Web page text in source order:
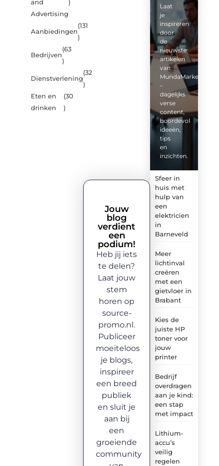
and
Advertising
)
Aanbiedingen
(131
)
Bedrijven
(63
)
Dienstverlening
(32
)
Eten en
drinken
(30
)
Laat
je
inspireren
door
de
nieuwste
artikelen
van
MundaMarketing.nl
–
dagelijks
verse
content,
boordevol
ideeën,
tips
en
inzichten.
Sfeer in
huis met
hulp van
een
elektricien
in
Barneveld
Meer
lichtinval
creëren
met een
gietvloer in
Brabant
Kies de
juiste HP
toner voor
jouw
printer
Bedrijf
overdragen
aan je kind:
een stap
met impact
Lithium-
accu’s
veilig
regelen
Jouw
blog
verdient
een
podium!
Heb jij iets
te delen?
Laat jouw
stem
horen op
source-
promo.nl.
Publiceer
moeiteloos
je blogs,
inspireer
een breed
publiek
en sluit je
aan bij
een
groeiende
community